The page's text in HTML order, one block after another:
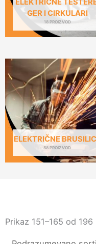
ELEKTRIČNE
GER I CIRKULARI
18 PROIZVOD
ELEKTRIČNE
58 PROIZVOD
Prikaz 151–165 od